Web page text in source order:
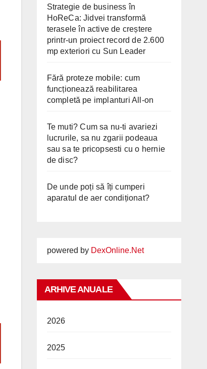
Strategie de business în
HoReCa: Jidvei transformă
terasele în active de creștere
printr-un proiect record de 2.600
mp exteriori cu Sun Leader
Fără proteze mobile: cum
funcționează reabilitarea
completă pe implanturi All-on
Te muti? Cum sa nu-ti avariezi
lucrurile, sa nu zgarii podeaua
sau sa te pricopsesti cu o hernie
de disc?
De unde poți să îți cumperi
aparatul de aer condiționat?
powered by DexOnline.Net
ARHIVE ANUALE
2026
2025